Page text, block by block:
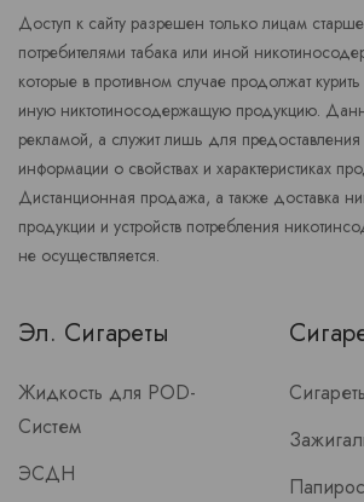
Доступ к сайту разрешен только лицам
потребителями табака или иной
которые в противном случае продолжат курить
иную никтотиносодержащую продукцию.
рекламой, а служит лишь для
информации о свойствах и характеристиках
Дистанционная продажа, а также доставка
продукции и устройств потребления
не осуществляется.
Эл. Сигареты
Жидкость для POD-
Систем
ЭСДН